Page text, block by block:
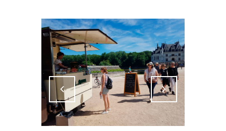
Attiva comando Attiva comando